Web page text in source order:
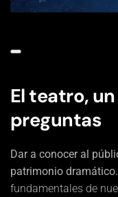
El teatro,
preguntas
Dar a conocer al
patrimonio dramático.
fundamentales de